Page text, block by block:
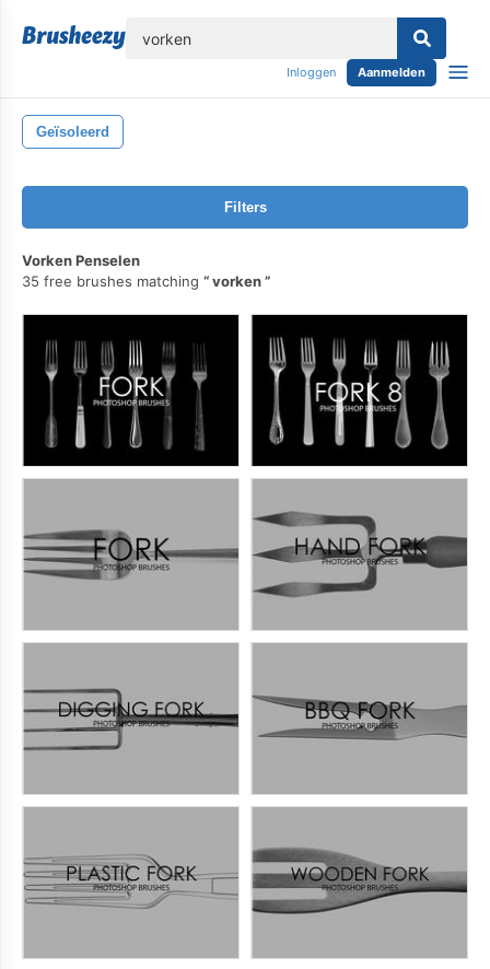
Inloggen Aanmelden
Geïsoleerd
Filters
Vorken Penselen
35 free brushes matching
vorken